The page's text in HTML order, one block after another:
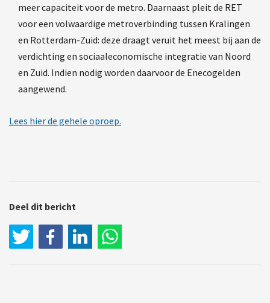
meer capaciteit voor de metro. Daarnaast pleit de RET
voor een volwaardige metroverbinding tussen Kralingen
en Rotterdam-Zuid: deze draagt veruit het meest bij aan de
verdichting en sociaaleconomische integratie van Noord
en Zuid. Indien nodig worden daarvoor de Enecogelden
aangewend.
Lees hier de gehele oproep.
Deel dit bericht
LinkedIn